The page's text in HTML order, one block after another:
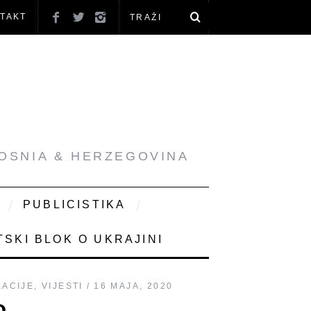
& HERZEGOVINA
PUBLICISTIKA
BLOK O UKRAJINI
,VIJESTI 16 MAJA, 2020